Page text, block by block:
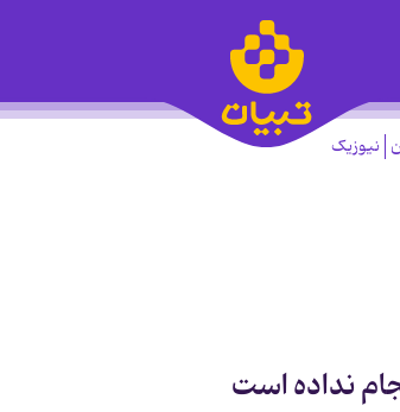
نیوزیک
نداده است